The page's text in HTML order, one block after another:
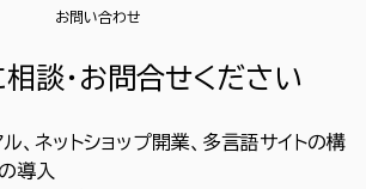
お問い合わせ
談・お問合せください
、ネットショップ開業、多言語サイトの構
導入